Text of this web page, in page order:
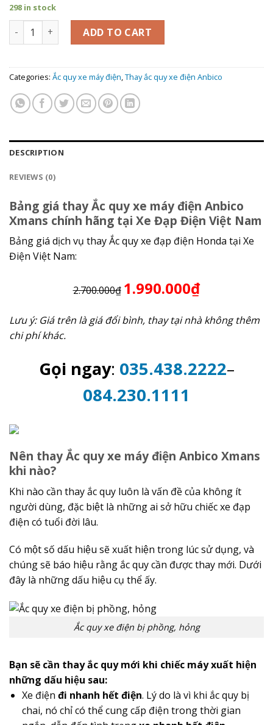
298 in stock
Giá Thay Ắc Quy xe máy điện Anbico Xmans quantity
ADD TO CART
Categories: Ắc quy xe máy điện Thay ắc quy xe điện Anbico
DESCRIPTION
REVIEWS (0)
Bảng giá thay Ắc quy xe máy điện Anbico
Xmans chính hãng tại Xe Đạp Điện Việt Nam
Bảng giá dịch vụ thay Ắc quy xe đạp điện Honda tại Xe
Điện Việt Nam:
2.700.000₫ 1.990.000₫
Lưu ý: Giá trên là giá đổi bình, thay tại nhà không thêm
chi phí khác.
Gọi ngay: 035.438.2222–
084.230.1111
Nên thay Ắc quy xe máy điện Anbico Xmans
khi nào?
Khi nào cần thay ắc quy luôn là vấn đề của không ít
người dùng, đặc biệt là những ai sở hữu chiếc xe đạp
điện có tuổi đời lâu.
Có một số dấu hiệu sẽ xuất hiện trong lúc sử dụng, và
chúng sẽ báo hiệu rằng ắc quy cần được thay mới. Dưới
đây là những dấu hiệu cụ thể ấy.
Ắc quy xe điện bị phồng, hỏng
Bạn sẽ cần thay ắc quy mới khi chiếc máy xuất hiện
những dấu hiệu sau:
Xe điện đi nhanh hết điện. Lý do là vì khi ắc quy bị
chai, nó chỉ có thể cung cấp điện trong thời gian